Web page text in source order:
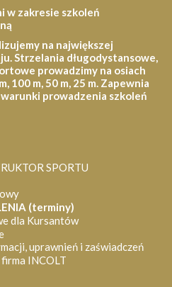
w zakresie szkoleń
na największej
Strzelania długodystansowe,
prowadzimy na osiach
100 m, 50 m, 25 m. Zapewnia
prowadzenia szkoleń
SPORTU
(terminy)
dla Kursantów
uprawnień i zaświadczeń
INCOLT